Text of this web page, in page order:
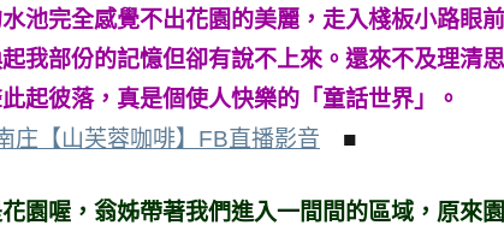
池完全感覺不出花園的美麗，走入棧板小路眼
我部份的記憶但卻有說不上來。還來不及理清
起彼落，真是個使人快樂的「童話世界」。
庄【山芙蓉咖啡】FB直播影音 ■
園喔，翁姊帶著我們進入一間間的區域，原來